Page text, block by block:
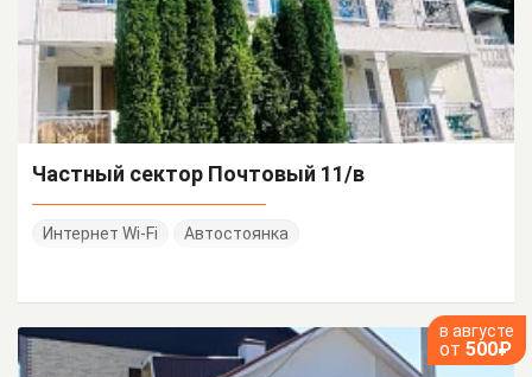
Частный сектор Почтовый 11/в
Интернет Wi-Fi Автостоянка
в августе
от 500₽